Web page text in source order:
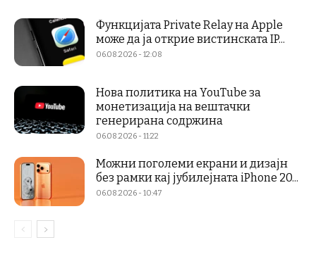
Функцијата Private Relay на Apple
може да ја открие вистинската IP...
06.08.2026 - 12:08
Нова политика на YouTube за
монетизација на вештачки
генерирана содржина
06.08.2026 - 11:22
Можни поголеми екрани и дизајн
без рамки кај јубилејната iPhone 20...
06.08.2026 - 10:47